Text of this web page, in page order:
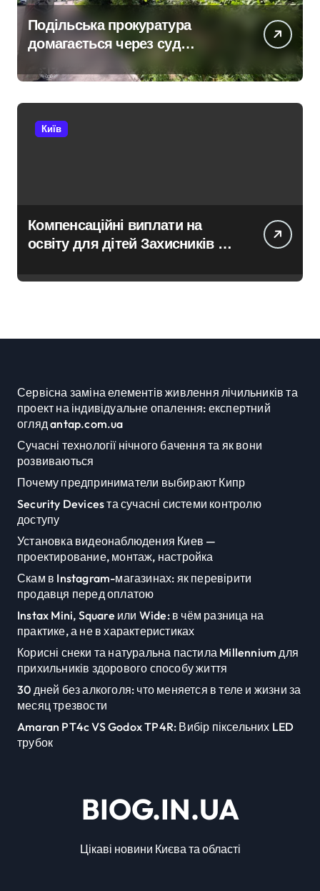
Подільська прокуратура
домагається через суд
анулювання прав власності
на фіктивну будівлю в центрі
Києва
Київ
Компенсаційні виплати на
освіту для дітей Захисників у
тисяч гривень і процедура
Сервісна заміна елементів живлення лічильників та
проект на індивідуальне опалення: експертний
огляд antap.com.ua
Сучасні технології нічного бачення та як вони
розвиваються
Почему предприниматели выбирают Кипр
Security Devices та сучасні системи контролю
доступу
Установка видеонаблюдения Киев —
проектирование, монтаж, настройка
Скам в Instagram-магазинах: як перевірити
продавця перед оплатою
Instax Mini, Square или Wide: в чём разница на
практике, а не в характеристиках
Корисні снеки та натуральна пастила Millennium для
прихильників здорового способу життя
30 дней без алкоголя: что меняется в теле и жизни за
месяц трезвости
Amaran PT4c VS Godox TP4R: Вибір піксельних LED
трубок
BIOG.IN.UA
Цікаві новини Києва та області